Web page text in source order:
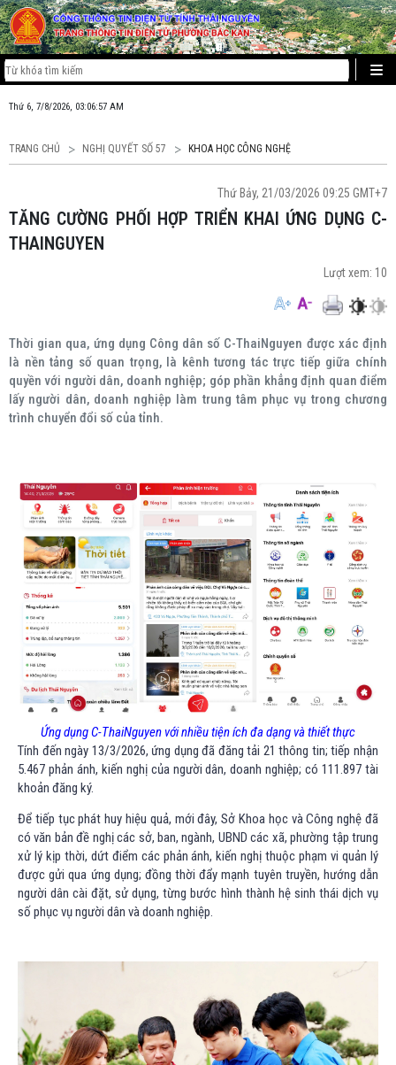
Thứ 6, 7/8/2026, 03:06:57 AM
TRANG CHỦ NGHỊ QUYẾT SỐ 57 KHOA HỌC CÔNG NGHỆ
Thứ Bảy, 21/03/2026 09:25 GMT+7
TĂNG CƯỜNG PHỐI HỢP TRIỂN KHAI ỨNG DỤNG C-
THAINGUYEN
Lượt xem: 10
Thời gian qua, ứng dụng Công dân số C-ThaiNguyen được xác định
là nền tảng số quan trọng, là kênh tương tác trực tiếp giữa chính
quyền với người dân, doanh nghiệp; góp phần khẳng định quan điểm
lấy người dân, doanh nghiệp làm trung tâm phục vụ trong chương
trình chuyển đổi số của tỉnh.
Ứng dụng C-ThaiNguyen với nhiều tiện ích đa dạng và thiết thực
Tính đến ngày 13/3/2026, ứng dụng đã đăng tải 21 thông tin; tiếp nhận
5.467 phản ánh, kiến nghị của người dân, doanh nghiệp; có 111.897 tài
khoản đăng ký.
Để tiếp tục phát huy hiệu quả, mới đây, Sở Khoa học và Công nghệ đã
có văn bản đề nghị các sở, ban, ngành, UBND các xã, phường tập trung
xử lý kịp thời, dứt điểm các phản ánh, kiến nghị thuộc phạm vi quản lý
được gửi qua ứng dụng; đồng thời đẩy mạnh tuyên truyền, hướng dẫn
người dân cài đặt, sử dụng, từng bước hình thành hệ sinh thái dịch vụ
số phục vụ người dân và doanh nghiệp.